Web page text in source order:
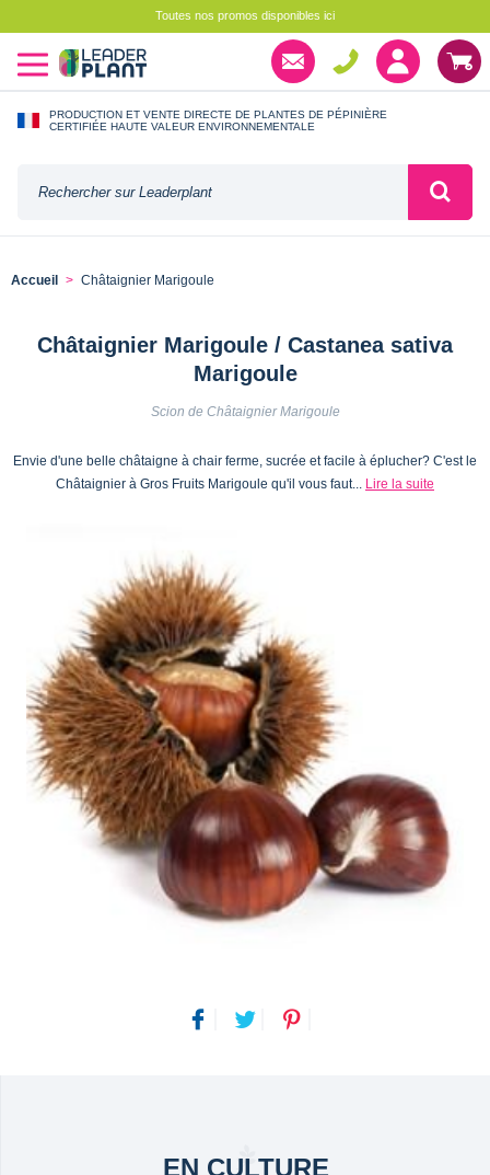
Toutes nos promos disponibles ici
PRODUCTION ET VENTE DIRECTE DE PLANTES DE PÉPINIÈRE
CERTIFIÉE HAUTE VALEUR ENVIRONNEMENTALE
Accueil Châtaignier Marigoule
Châtaignier Marigoule / Castanea sativa
Marigoule
Scion de Châtaignier Marigoule
Envie d'une belle châtaigne à chair ferme, sucrée et facile à éplucher? C'est le
Châtaignier à Gros Fruits Marigoule qu'il vous faut... Lire la suite
EN CULTURE